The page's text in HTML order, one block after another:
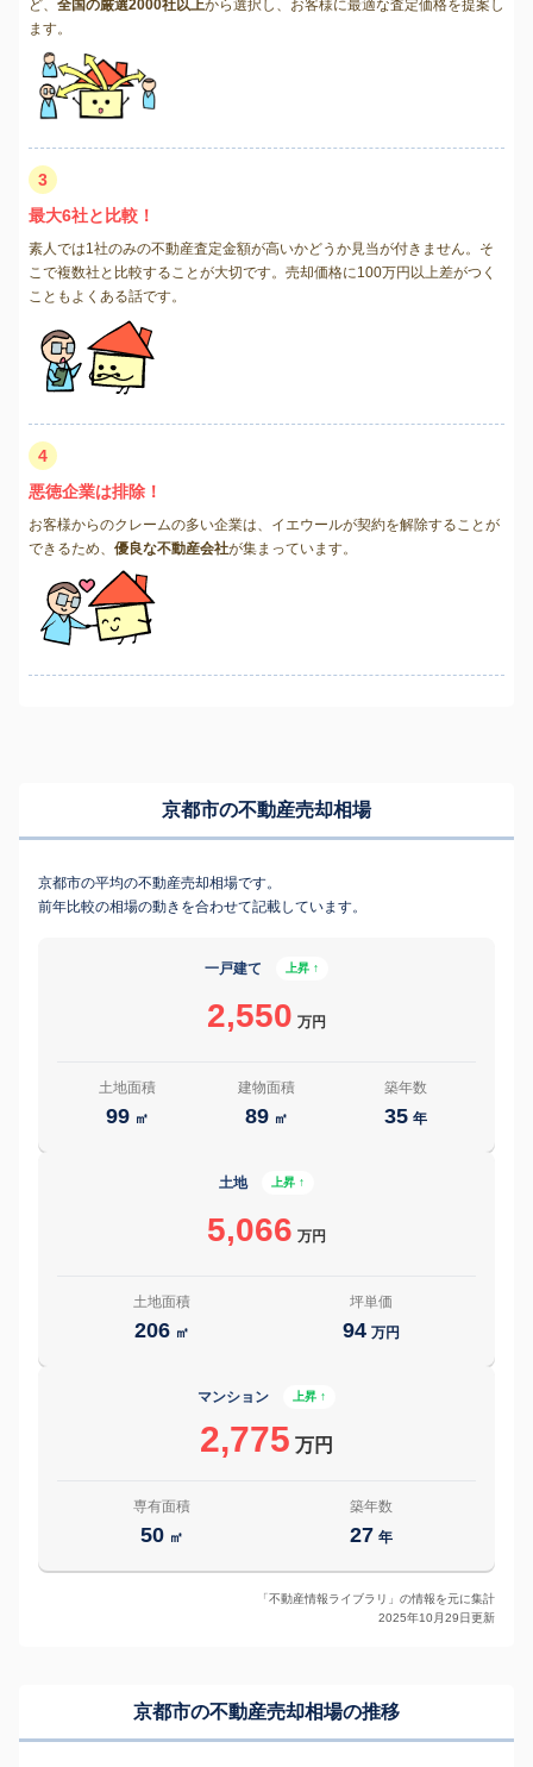
ど、 全国の厳選2000社以上から選択し、お客様に最適な査定価格を提案し
ます。
3
最大6社と比較！
素人では1社のみの不動産査定金額が高いかどうか見当が付きません。そ
こで複数社と比較することが大切です。売却価格に100万円以上差がつく
こともよくある話です。
4
悪徳企業は排除！
お客様からのクレームの多い企業は、イエウールが契約を解除することが
できるため、 優良な不動産会社が集まっています。
京都市の不動産売却相場
京都市の平均の不動産売却相場です。
前年比較の相場の動きを合わせて記載しています。
一戸建て 上昇 ↑
2,550 万円
土地面積
99 ㎡
建物面積
89 ㎡
築年数
35 年
土地 上昇 ↑
5,066 万円
土地面積
206 ㎡
坪単価
94 万円
マンション 上昇 ↑
2,775 万円
専有面積
50 ㎡
築年数
27 年
「不動産情報ライブラリ」の情報を元に集計
2025年10月29日更新
京都市の不動産売却相場の推移